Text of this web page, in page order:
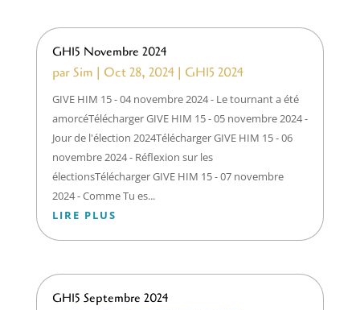
GH15 Novembre 2024
parSim | Oct 28, 2024| GH15 2024
GIVE HIM 15 - 04 novembre 2024 - Le tournant a été
amorcéTélécharger GIVE HIM 15 - 05 novembre 2024 -
Jour de l'élection 2024Télécharger GIVE HIM 15 - 06
novembre 2024 - Réflexion sur les
électionsTélécharger GIVE HIM 15 - 07 novembre
2024 - Comme Tu es...
LIRE PLUS
GH15 Septembre 2024